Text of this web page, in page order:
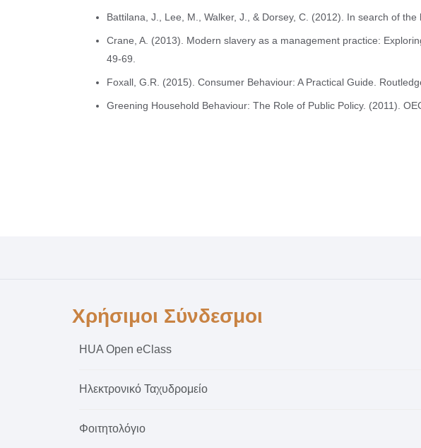
Battilana, J., Lee, M., Walker, J., & Dorsey, C. (2012). In search of
Crane, A. (2013). Modern slavery as a management practice:
49-69.
Foxall, G.R. (2015). Consumer Behaviour: A Practical Guide.
Greening Household Behaviour: The Role of Public Policy. (2011).
Χρήσιμοι Σύνδεσμοι
HUA Open eClass
Ηλεκτρονικό Ταχυδρομείο
Φοιτητολόγιο